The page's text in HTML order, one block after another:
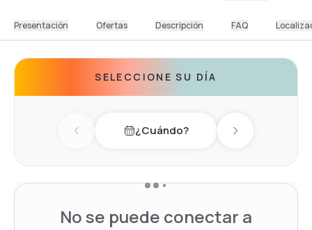
Presentación Ofertas Descripción FAQ
SELECCIONE SU DÍA
Previous day¿Cuándo? Next day
No se puede conectar a